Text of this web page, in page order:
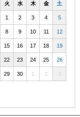
火 水 木 金 土
1 2 3 4 5
8 9 10 11 12
15 16 17 18 19
22 23 24 25 26
29 30 1 2 3